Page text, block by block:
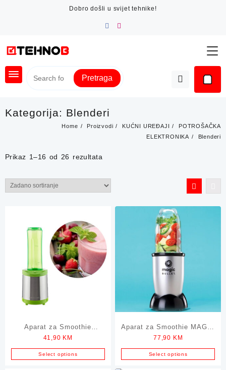
Dobro došli u svijet tehnike!
Pretraga
Kategorija: Blenderi
Home Proizvodi KUĆNI UREĐAJI
POTROŠAČKA
ELEKTRONIKA
Blenderi
Prikaz 1–16 od 26 rezultata
Aparat za Smoothie
AMBIANO Blender 350W
GT01
41,90 KM
Select options
Aparat za Smoothie MAGIC
BULLET Blender 200W
MBR03
77,90 KM
Select options